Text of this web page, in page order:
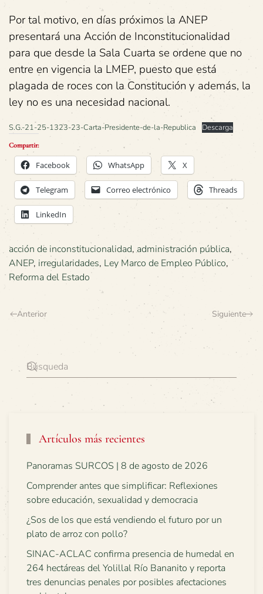
Por tal motivo, en días próximos la ANEP
presentará una Acción de Inconstitucionalidad
para que desde la Sala Cuarta se ordene que no
entre en vigencia la LMEP, puesto que está
plagada de roces con la Constitución y además, la
ley no es una necesidad nacional.
S.G.-21-25-1323-23-Carta-Presidente-de-la-Republica Descarga
Compartir:
Facebook WhatsApp X
Telegram Correo electrónico Threads
LinkedIn
acción de inconstitucionalidad,administración pública,
ANEP, irregularidades, Ley Marco de Empleo Público,
Reforma del Estado
Anterior Siguiente
Artículos más recientes
Panoramas SURCOS | 8 de agosto de 2026
Comprender antes que simplificar: Reflexiones
sobre educación, sexualidad y democracia
¿Sos de los que está vendiendo el futuro por un
plato de arroz con pollo?
SINAC-ACLAC confirma presencia de humedal en
264 hectáreas del Yolillal Río Bananito y reporta
tres denuncias penales por posibles afectaciones